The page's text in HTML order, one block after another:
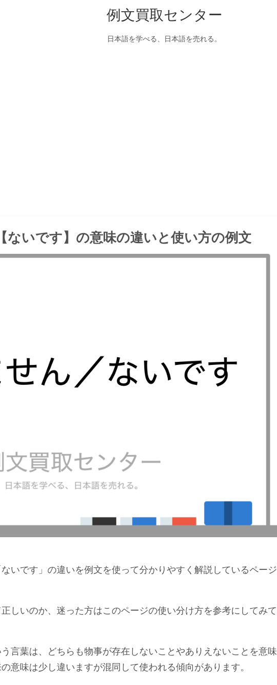
例文買取センター
日本語を学べる、日本語を売れる。
ないです】の意味の違いと使い方の例文
いです」の違いを例文を使って分かりやすく解説しているページ
しいのか、迷った方はこのページの使い分け方を参考にしてみて
言葉は、どちらも物事が存在しないことやありえないことを意味
意味は少し違いますが混同して使われる傾向があります。